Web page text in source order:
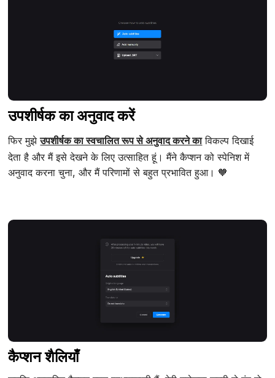
उपशीर्षक का अनुवाद करें
फिर मुझेउपशीर्षक का स्वचालित रूप से अनुवाद करने काविकल्प दिखाई
देता है और मैं इसे देखने के लिए उत्साहित हूं। मैंने कैप्शन को स्पेनिश में
अनुवाद करना चुना, और मैं परिणामों से बहुत प्रभावित हुआ। 🧡
कैप्शन शैलियाँ